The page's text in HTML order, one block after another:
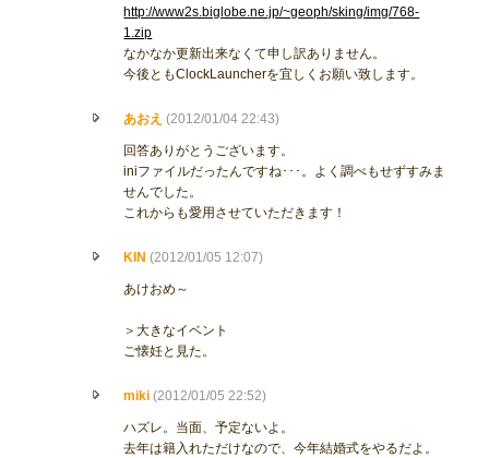
http://www2s.biglobe.ne.jp/~geoph/sking/img/768-
1.zip
なかなか更新出来なくて申し訳ありません。
今後ともClockLauncherを宜しくお願い致します。
あおえ (2012/01/04 22:43)
回答ありがとうございます。
iniファイルだったんですね･･･。よく調べもせずすみま
せんでした。
これからも愛用させていただきます！
KIN (2012/01/05 12:07)
あけおめ～
＞大きなイベント
ご懐妊と見た。
miki (2012/01/05 22:52)
ハズレ。当面、予定ないよ。
去年は籍入れただけなので、今年結婚式をやるだよ。